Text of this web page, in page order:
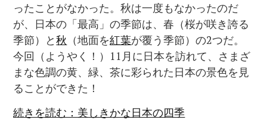
ったことがなかった。秋は一度もなかったのだ
が、日本の「最高」の季節は、春（桜が咲き誇る
季節）と秋 （地面を紅葉が覆う季節）の2つだ。
今回（ようやく！）11月に日本を訪れて、さまざ
まな色調の黄、緑、茶に彩られた日本の景色を見
ることができた！
続きを読む：美しきかな日本の四季